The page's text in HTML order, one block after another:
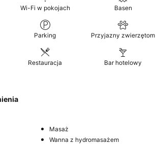
Wi-Fi w pokojach Basen
Parking Przyjazny zwierzętom
Restauracja Bar hotelowy
Masaż
Wanna z hydromasażem